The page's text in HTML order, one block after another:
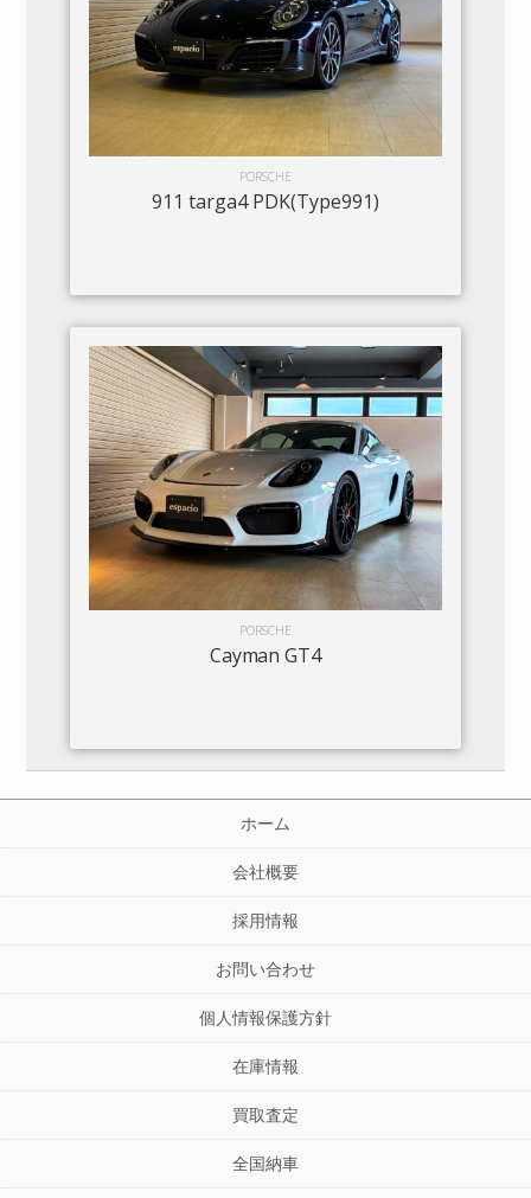
PORSCHE
911 targa4 PDK(Type991)
PORSCHE
Cayman GT4
ホーム
会社概要
採用情報
お問い合わせ
個人情報保護方針
在庫情報
買取査定
全国納車